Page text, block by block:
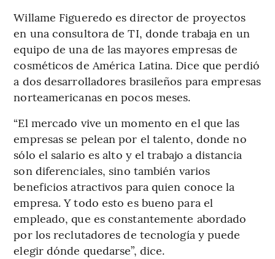
Willame Figueredo es director de proyectos
en una consultora de TI, donde trabaja en un
equipo de una de las mayores empresas de
cosméticos de América Latina. Dice que perdió
a dos desarrolladores brasileños para empresas
norteamericanas en pocos meses.
“El mercado vive un momento en el que las
empresas se pelean por el talento, donde no
sólo el salario es alto y el trabajo a distancia
son diferenciales, sino también varios
beneficios atractivos para quien conoce la
empresa. Y todo esto es bueno para el
empleado, que es constantemente abordado
por los reclutadores de tecnología y puede
elegir dónde quedarse”, dice.